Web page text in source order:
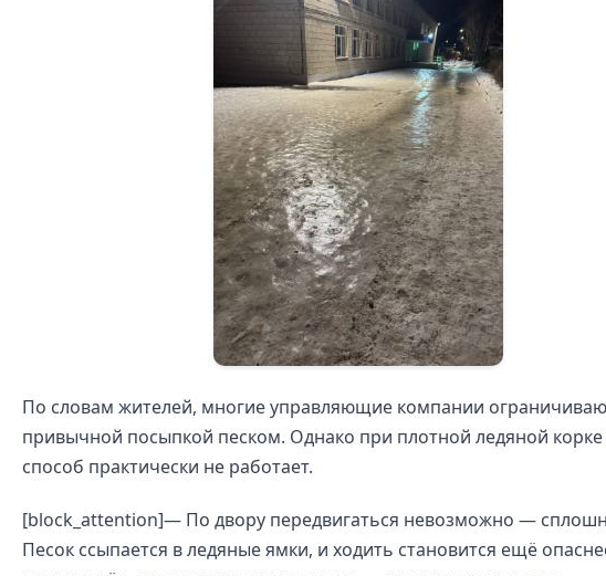
По словам жителей, многие управляющие компании
привычной посыпкой песком. Однако при плотной ледяной корке
способ практически не работает.
[block_attention]— По двору передвигаться невозможно —
Песок ссыпается в ледяные ямки, и ходить становится ещё